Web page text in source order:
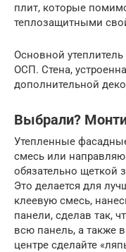
плит, которые
теплозащитными
Основной
ОСП. Стена,
дополнительной
Выбрали?
Утепленные
смесь или
обязательно щеткой
Это делается для
клеевую смесь,
панели, сделав так,
всю панель, а также
центре сделайте